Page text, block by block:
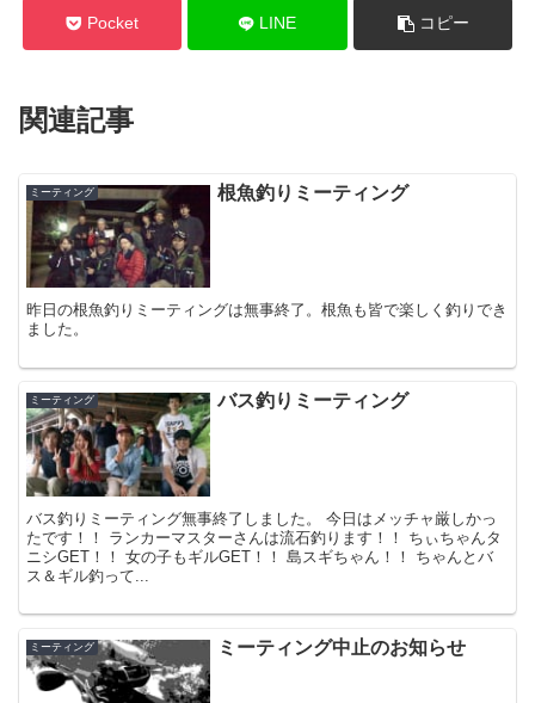
Pocket LINE コピー
関連記事
ミーティング 根魚釣りミーティング
昨日の根魚釣りミーティングは無事終了。根魚も皆で楽しく釣りでき
ました。
ミーティング バス釣りミーティング
バス釣りミーティング無事終了しました。 今日はメッチャ厳しかっ
たです！！ ランカーマスターさんは流石釣ります！！ ちぃちゃんタ
ニシGET！！ 女の子もギルGET！！ 島スギちゃん！！ ちゃんとバ
ス＆ギル釣って...
ミーティング ミーティング中止のお知らせ